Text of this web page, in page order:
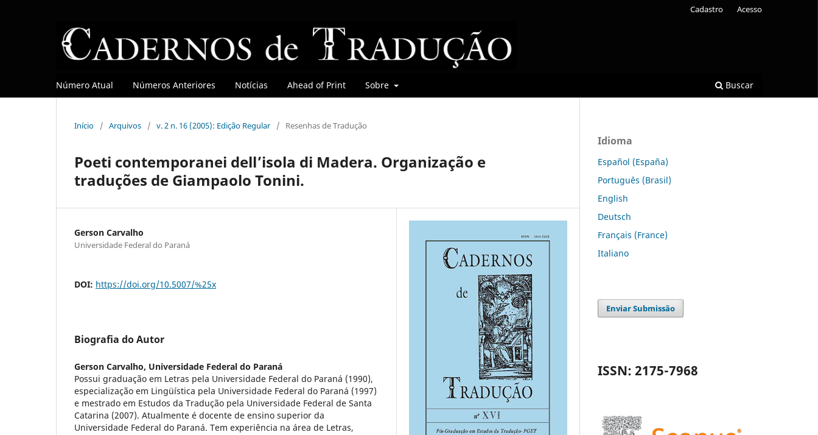
Número Atual Números Anteriores Notícias Ahead of Print Sobre Buscar
Cadastro Acesso
Início / Arquivos / v. 2 n. 16 (2005): Edição Regular / Resenhas de Tradução
Poeti contemporanei dell’isola di Madera. Organização e
traduções de Giampaolo Tonini.
Gerson Carvalho
Universidade Federal do Paraná
DOI: https://doi.org/10.5007/%25x
Biografia do Autor
Gerson Carvalho, Universidade Federal do Paraná
Possui graduação em Letras pela Universidade Federal do Paraná (1990),
especialização em Lingüística pela Universidade Federal do Paraná (1997)
e mestrado em Estudos da Tradução pela Universidade Federal de Santa
Catarina (2007). Atualmente é docente de ensino superior da
Universidade Federal do Paraná. Tem experiência na área de Letras,
Idioma
Español (España)
Português (Brasil)
English
Deutsch
Français (France)
Italiano
Enviar Submissão
ISSN: 2175-7968